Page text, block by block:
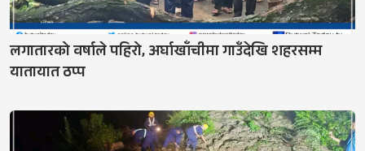
लगातारको वर्षाले पहिरो, अर्घाखाँचीमा गाउँदेखि शहरसम्म
यातायात ठप्प